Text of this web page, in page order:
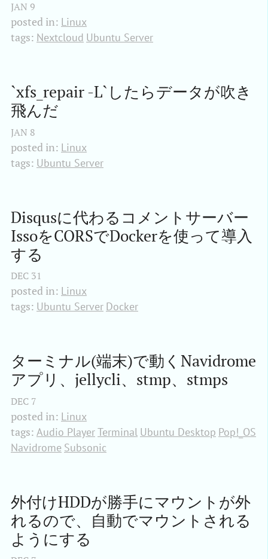
JAN 9
posted in: Linux
tags: Nextcloud Ubuntu Server
`xfs_repair -L`したらデータが吹き
飛んだ
JAN 8
posted in: Linux
tags: Ubuntu Server
Disqusに代わるコメントサーバー
IssoをCORSでDockerを使って導入
する
DEC 31
posted in: Linux
tags: Ubuntu Server Docker
ターミナル(端末)で動くNavidrome
アプリ、jellycli、stmp、stmps
DEC 7
posted in: Linux
tags: Audio PlayerTerminal Ubuntu Desktop Pop!_OS
Navidrome Subsonic
外付けHDDが勝手にマウントが外
れるので、自動でマウントされる
ようにする